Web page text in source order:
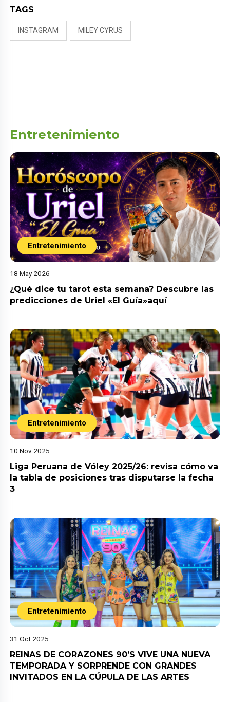
TAGS
INSTAGRAM MILEY CYRUS
Entretenimiento
Entretenimiento
18 May 2026
¿Qué dice tu tarot esta semana? Descubre las
predicciones de Uriel «El Guía»aquí
Entretenimiento
10 Nov 2025
Liga Peruana de Vóley 2025/26: revisa cómo va
la tabla de posiciones tras disputarse la fecha
3
Entretenimiento
31 Oct 2025
REINAS DE CORAZONES 90’S VIVE UNA NUEVA
TEMPORADA Y SORPRENDE CON GRANDES
INVITADOS EN LA CÚPULA DE LAS ARTES